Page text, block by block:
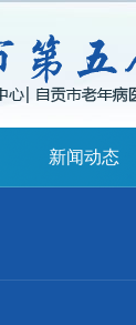
新闻动态